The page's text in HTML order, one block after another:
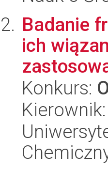
Badanie
ich
Konkurs: